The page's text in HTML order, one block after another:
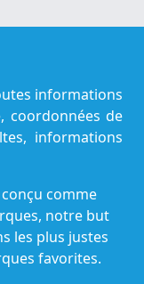
informations
coordonnées de
informations
comme
notre but
les plus justes
favorites.